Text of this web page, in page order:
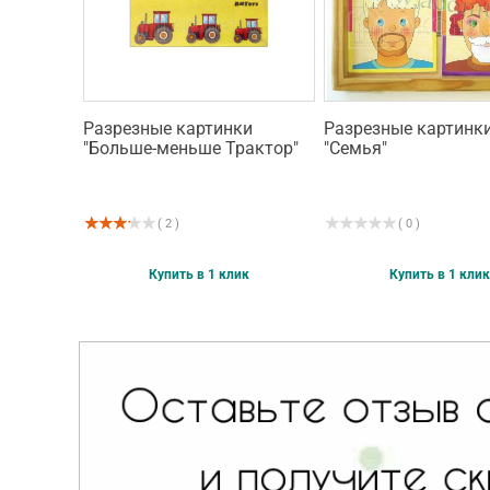
Разрезные картинки
"Больше-меньше Трактор"
( 2 )
Купить в 1 клик
Разрезные
"Семья"
( 0 )
Купить в 1 клик